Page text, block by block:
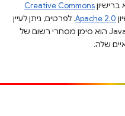
Creative Commons
Apache 2.0. לפרטים, ניתן לעיין
.‏ Java הוא סימן מסחרי רשום של